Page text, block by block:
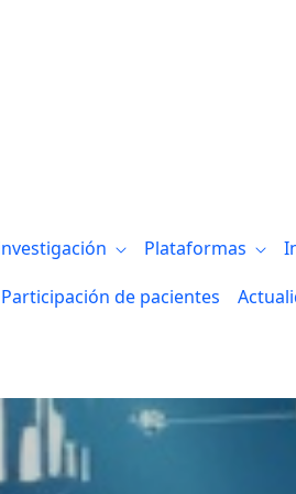
Plataformas
Participación de pacientes